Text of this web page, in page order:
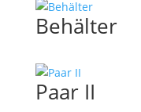
Behälter
Paar II